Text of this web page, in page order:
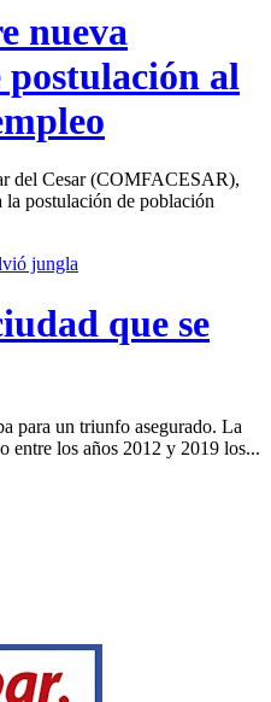
nueva
al
del Cesar (COMFACESAR),
la postulación de población
que se
para un triunfo asegurado. La
entre los años 2012 y 2019 los...